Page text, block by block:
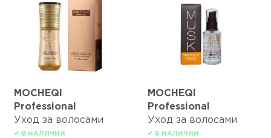
MOCHEQI
Professional
Уход за волосами
✔ В НАЛИЧИИ
MOCHEQI
Professional
Уход за волосами
✔ В НАЛИЧИИ